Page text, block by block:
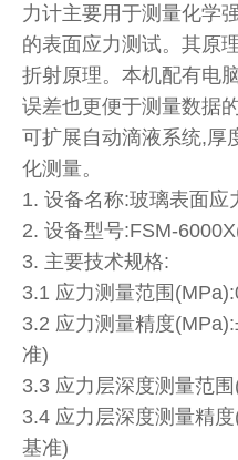
力计主要用于测量化学
的表面应力测试。其原
折射原理。本机配有电
误差也更便于测量数据
可扩展自动滴液系统,厚
化测量。
1. 设备名称:玻璃表面应
2. 设备型号:FSM-
3. 主要技术规格:
3.1 应力测量范围
3.2 应力测量精度
准)
3.3 应力层深度测量范
3.4 应力层深度测量精
基准)